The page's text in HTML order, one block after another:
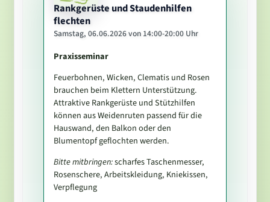
Rankgerüste und Staudenhilfen
flechten
Samstag, 06.06.2026 von 14:00-20:00 Uhr
Praxisseminar
Feuerbohnen, Wicken, Clematis und Rosen
brauchen beim Klettern Unterstützung.
Attraktive Rankgerüste und Stützhilfen
können aus Weidenruten passend für die
Hauswand, den Balkon oder den
Blumentopf geflochten werden.
Bitte mitbringen:scharfes Taschenmesser,
Rosenschere, Arbeitskleidung, Kniekissen,
Verpflegung